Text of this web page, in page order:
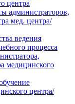
центра
администраторов,
мед. центра/
ведения
процесса
медицинского
центра/